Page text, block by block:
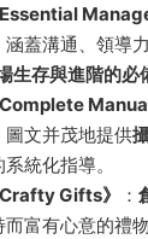
Essential
涵蓋溝通、領導
生存與進階的必
Complete
圖文并茂地提供
統化指導。
Crafty Gifts》
：
富有心意的禮物